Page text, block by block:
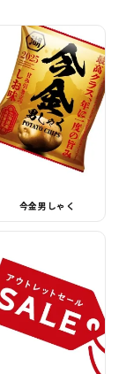
今金男しゃく